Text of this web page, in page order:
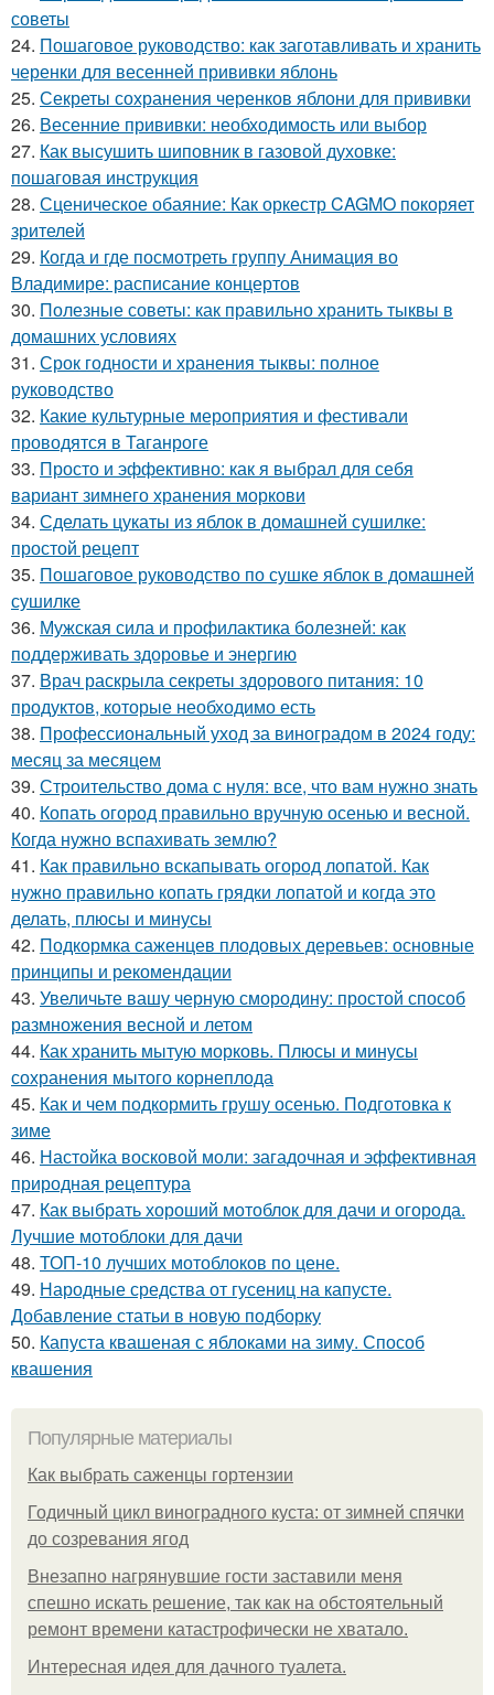
советы
24. Пошаговое руководство: как заготавливать и хранить
черенки для весенней прививки яблонь
25. Секреты сохранения черенков яблони для прививки
26. Весенние прививки: необходимость или выбор
27. Как высушить шиповник в газовой духовке:
пошаговая инструкция
28. Сценическое обаяние: Как оркестр CAGMO покоряет
зрителей
29. Когда и где посмотреть группу Анимация во
Владимире: расписание концертов
30. Полезные советы: как правильно хранить тыквы в
домашних условиях
31. Срок годности и хранения тыквы: полное
руководство
32. Какие культурные мероприятия и фестивали
проводятся в Таганроге
33. Просто и эффективно: как я выбрал для себя
вариант зимнего хранения моркови
34. Сделать цукаты из яблок в домашней сушилке:
простой рецепт
35. Пошаговое руководство по сушке яблок в домашней
сушилке
36. Мужская сила и профилактика болезней: как
поддерживать здоровье и энергию
37. Врач раскрыла секреты здорового питания: 10
продуктов, которые необходимо есть
38. Профессиональный уход за виноградом в 2024 году:
месяц за месяцем
39. Строительство дома с нуля: все, что вам нужно знать
40. Копать огород правильно вручную осенью и весной.
Когда нужно вспахивать землю?
41. Как правильно вскапывать огород лопатой. Как
нужно правильно копать грядки лопатой и когда это
делать, плюсы и минусы
42. Подкормка саженцев плодовых деревьев: основные
принципы и рекомендации
43. Увеличьте вашу черную смородину: простой способ
размножения весной и летом
44. Как хранить мытую морковь. Плюсы и минусы
сохранения мытого корнеплода
45. Как и чем подкормить грушу осенью. Подготовка к
зиме
46. Настойка восковой моли: загадочная и эффективная
природная рецептура
47. Как выбрать хороший мотоблок для дачи и огорода.
Лучшие мотоблоки для дачи
48. ТОП-10 лучших мотоблоков по цене.
49. Народные средства от гусениц на капусте.
Добавление статьи в новую подборку
50. Капуста квашеная с яблоками на зиму. Способ
квашения
Популярные материалы
Как выбрать саженцы гортензии
Годичный цикл виноградного куста: от зимней спячки
до созревания ягод
Внезапно нагрянувшие гости заставили меня
спешно искать решение, так как на обстоятельный
ремонт времени катастрофически не хватало.
Интересная идея для дачного туалета.